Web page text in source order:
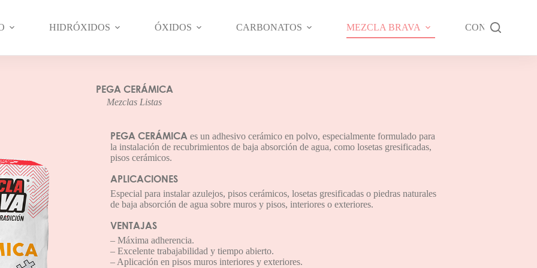
HIDRÓXIDOS ÓXIDOS CARBONATOS MEZCLA BRAVA
PEGA CERÁMICA
Mezclas Listas
PEGA CERÁMICA es un adhesivo cerámico en polvo, especialmente formulado para
la instalación de recubrimientos de baja absorción de agua, como losetas gresificadas,
pisos cerámicos.
APLICACIONES
Especial para instalar azulejos, pisos cerámicos, losetas gresificadas o piedras naturales
de baja absorción de agua sobre muros y pisos, interiores o exteriores.
VENTAJAS
– Máxima adherencia.
– Excelente trabajabilidad y tiempo abierto.
– Aplicación en pisos muros interiores y exteriores.